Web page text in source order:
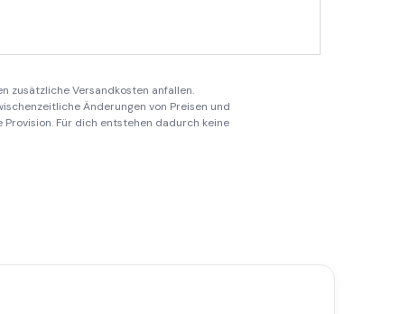
zusätzliche Versandkosten anfallen.
Änderungen von Preisen und
Für dich entstehen dadurch keine